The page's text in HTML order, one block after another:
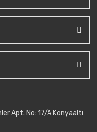
Apt. No: 17/A Konyaaltı